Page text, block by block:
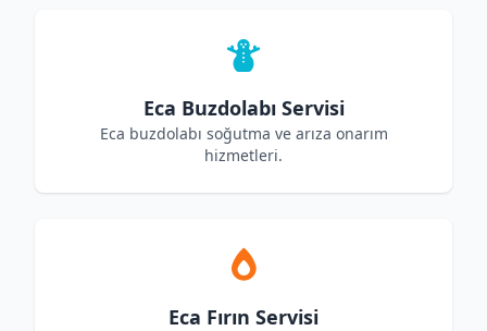
Eca Buzdolabı Servisi
Eca buzdolabı soğutma ve arıza onarım
hizmetleri.
Eca Fırın Servisi